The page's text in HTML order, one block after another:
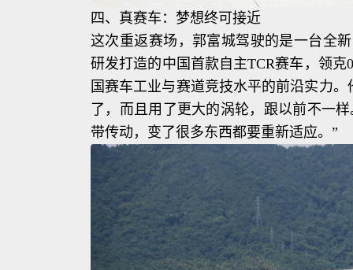
四、真赛车：梦想终可接近
这次重返赛场，郭富城驾驶的是一台全
研发打造的中国首款自主TCR赛车，领
国赛车工业与赛道竞技水平的前沿实力
了，而且用了更大的涡轮，跟以前不一
带传动，变了很多东西都要重新适应。”